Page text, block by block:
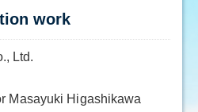
work
Ltd.
Masayuki Higashikawa